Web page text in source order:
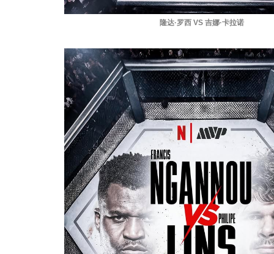
隆达·罗西 VS 吉娜·卡拉诺